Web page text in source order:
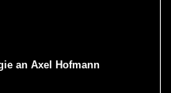
an Axel Hofmann